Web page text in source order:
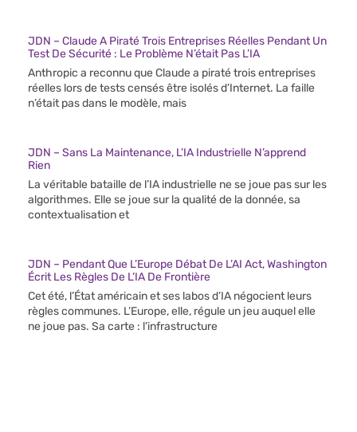
JDN – Claude A Piraté Trois Entreprises Réelles Pendant Un
Test De Sécurité : Le Problème N’était Pas L’IA
Anthropic a reconnu que Claude a piraté trois entreprises
réelles lors de tests censés être isolés d’Internet. La faille
n’était pas dans le modèle, mais
JDN – Sans La Maintenance, L’IA Industrielle N’apprend
Rien
La véritable bataille de l’IA industrielle ne se joue pas sur les
algorithmes. Elle se joue sur la qualité de la donnée, sa
contextualisation et
JDN – Pendant Que L’Europe Débat De L’AI Act, Washington
Écrit Les Règles De L’IA De Frontière
Cet été, l’État américain et ses labos d’IA négocient leurs
règles communes. L’Europe, elle, régule un jeu auquel elle
ne joue pas. Sa carte : l’infrastructure